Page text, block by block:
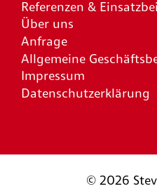
Referenzen &
Über uns
Anfrage
Allgemeine
Impressum
Datenschutzerklärung
© 2026